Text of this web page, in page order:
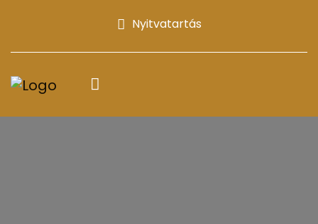
Nyitvatartás